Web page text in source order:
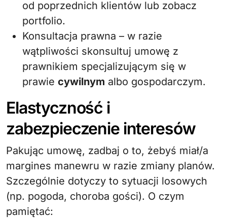
od poprzednich klientów lub zobacz
portfolio.
Konsultacja prawna – w razie
wątpliwości skonsultuj umowę z
prawnikiem specjalizującym się w
prawie cywilnym albo gospodarczym.
Elastyczność i
zabezpieczenie interesów
Pakując umowę, zadbaj o to, żebyś miał/a
margines manewru w razie zmiany planów.
Szczególnie dotyczy to sytuacji losowych
(np. pogoda, choroba gości). O czym
pamiętać: